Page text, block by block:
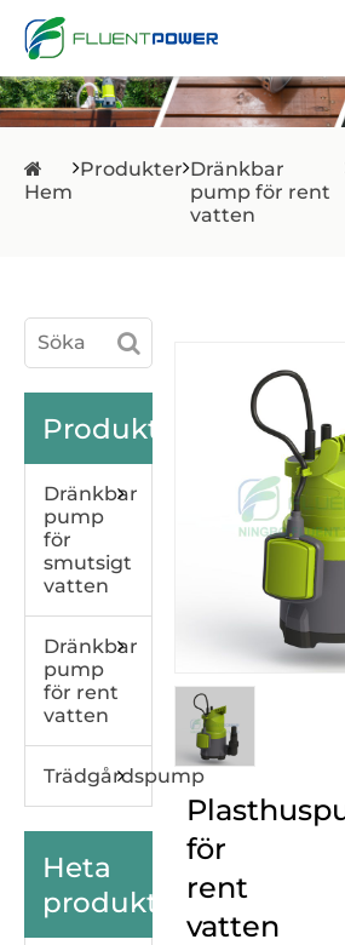
Hem
Produkter Dränkbar
pump för rent
vatten
Produkter
Dränkbar
pump
för
smutsigt
vatten
Dränkbar
pump
för rent
vatten
Trädgårdspump
Heta
produkter
för
rent
vatten